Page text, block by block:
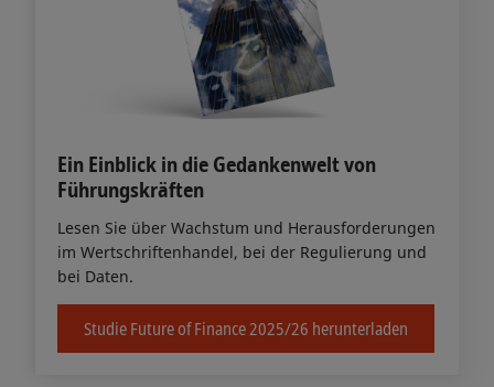
Ein Einblick in die Gedankenwelt von
Führungskräften
Lesen Sie über Wachstum und Herausforderungen
im Wertschriftenhandel, bei der Regulierung und
bei Daten.
Studie Future of Finance 2025/26 herunterladen